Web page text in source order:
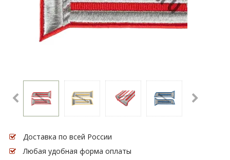
Доставка по всей России
Любая удобная форма оплаты